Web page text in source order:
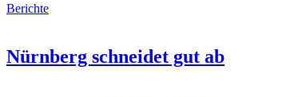
Berichte
Nürnberg schneidet gut ab